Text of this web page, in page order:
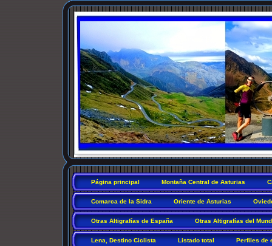
Página principal Montaña Central de Asturias
Comarca de la Sidra Oriente de Asturias
Otras Altigrafías de España Otras Altigrafías del
Lena, Destino Ciclista Listado total Perfiles de